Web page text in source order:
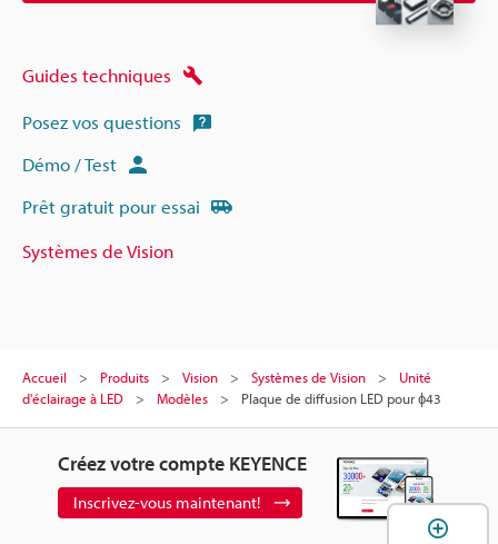
Guides techniques
Posez vos questions
Démo / Test
Prêt gratuit pour essai
Systèmes de Vision
Accueil Produits Vision Systèmes de Vision
Unité
d'éclairage à LED
Modèles Plaque de diffusion LED pour ɸ43
Créez votre compte KEYENCE
Inscrivez-vous maintenant!